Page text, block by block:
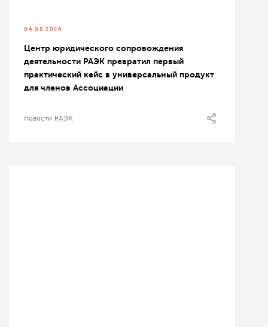
04.08.2026
Центр юридического сопровождения
деятельности РАЭК превратил первый
практический кейс в универсальный продукт
для членов Ассоциации
Новости РАЭК